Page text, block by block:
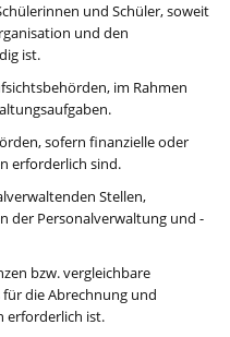
und Schüler, soweit
und den
ist.
im Rahmen
sofern finanzielle oder
erforderlich sind.
Stellen,
der Personalverwaltung und -
bzw. vergleichbare
die Abrechnung und
erforderlich ist.